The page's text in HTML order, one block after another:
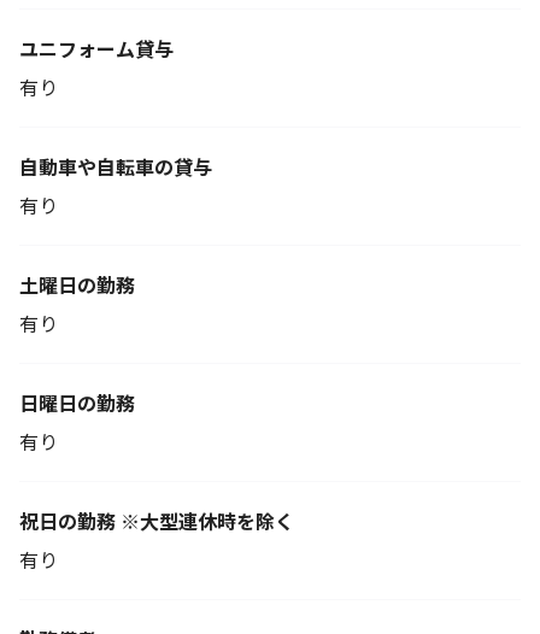
ユニフォーム貸与
有り
自動車や自転車の貸与
有り
土曜日の勤務
有り
日曜日の勤務
有り
祝日の勤務 ※大型連休時を除く
有り